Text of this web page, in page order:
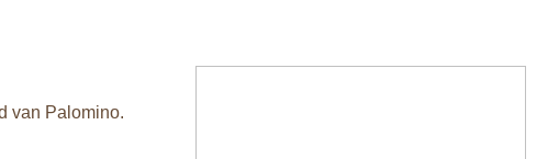
van Palomino.